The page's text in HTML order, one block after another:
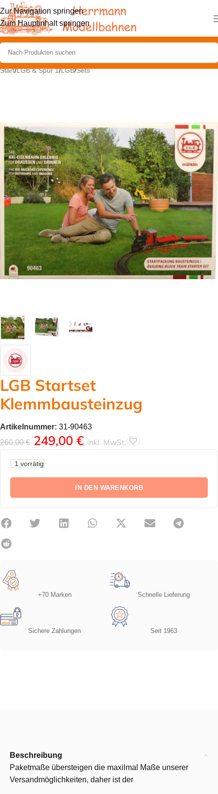
Zur Navigation springen
Zum Hauptinhalt springen
Start/LGB & Spur 1/LGB/Sets
LGB Startset
Klemmbausteinzug
Artikelnummer: 31-90463
260,00€ 249,00 € inkl. MwSt.
1 vorrätig
IN DEN WARENKORB
+70 Marken Schnelle Lieferung
Sichere Zahlungen Seit 1963
Beschreibung
Paketmaße übersteigen die maxilmal Maße unserer
Versandmöglichkeiten, daher ist der